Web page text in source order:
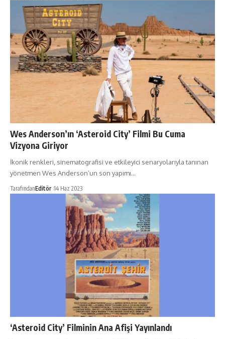
Wes Anderson’ın ‘Asteroid City’ Filmi Bu Cuma
Vizyona Giriyor
İkonik renkleri, sinematografisi ve etkileyici senaryolarıyla tanınan
yönetmen Wes Anderson’un son yapımı…
TarafındanEditör 14 Haz 2023
‘Asteroid City’ Filminin Ana Afişi Yayınlandı